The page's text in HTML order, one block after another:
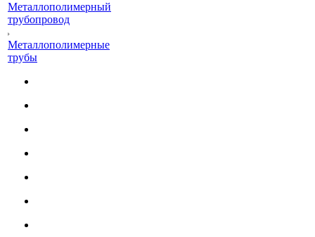
Металлополимерный
трубопровод
Металлополимерные
трубы